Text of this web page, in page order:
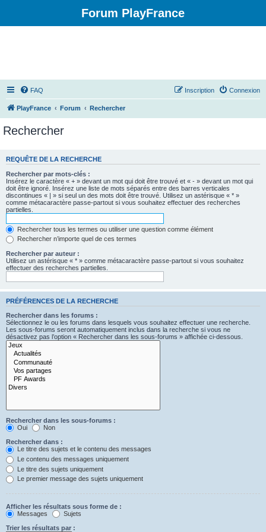
Forum PlayFrance
FAQ Connexion
Inscription
PlayFrance Forum Rechercher
Rechercher
REQUÊTE DE LA RECHERCHE
Rechercher par mots-clés :
Insérez le caractère « + » devant un mot qui doit être trouvé et « - » devant un mot qui
doit être ignoré. Insérez une liste de mots séparés entre des barres verticales
discontinues « | » si seul un des mots doit être trouvé. Utilisez un astérisque « * »
comme métacaractère passe-partout si vous souhaitez effectuer des recherches
partielles.
Rechercher tous les termes ou utiliser une question comme élément
Rechercher n’importe quel de ces termes
Rechercher par auteur :
Utilisez un astérisque « * » comme métacaractère passe-partout si vous souhaitez
effectuer des recherches partielles.
PRÉFÉRENCES DE LA RECHERCHE
Rechercher dans les forums :
Sélectionnez le ou les forums dans lesquels vous souhaitez effectuer une recherche.
Les sous-forums seront automatiquement inclus dans la recherche si vous ne
désactivez pas l’option « Rechercher dans les sous-forums » affichée ci-dessous.
Rechercher dans les sous-forums :
Oui
Non
Rechercher dans :
Le titre des sujets et le contenu des messages
Le contenu des messages uniquement
Le titre des sujets uniquement
Le premier message des sujets uniquement
Afficher les résultats sous forme de :
Messages
Sujets
Trier les résultats par :